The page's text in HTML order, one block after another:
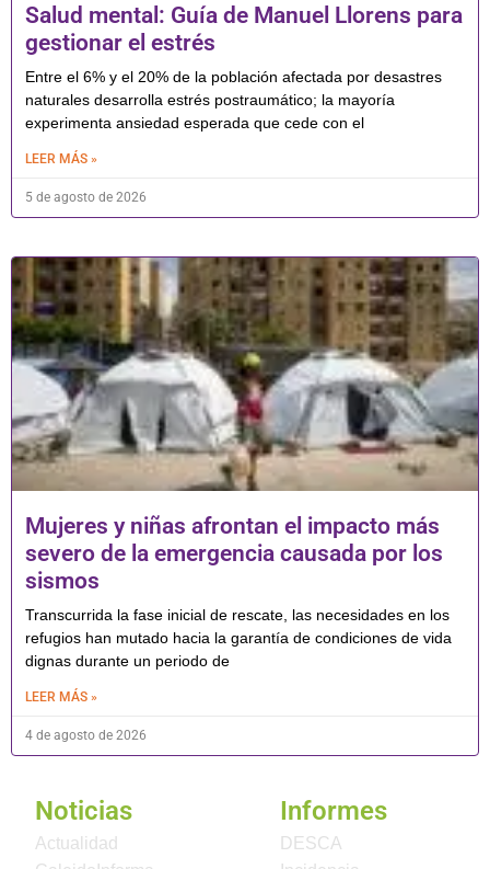
Salud mental: Guía de Manuel Llorens para
gestionar el estrés
Entre el 6% y el 20% de la población afectada por desastres
naturales desarrolla estrés postraumático; la mayoría
experimenta ansiedad esperada que cede con el
LEER MÁS »
5 de agosto de 2026
Mujeres y niñas afrontan el impacto más
severo de la emergencia causada por los
sismos
Transcurrida la fase inicial de rescate, las necesidades en los
refugios han mutado hacia la garantía de condiciones de vida
dignas durante un periodo de
LEER MÁS »
4 de agosto de 2026
Noticias
Actualidad
Informes
DESCA